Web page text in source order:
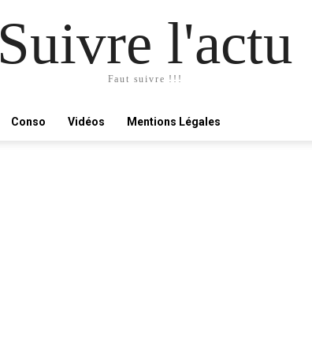
Suivre l'actu
Faut suivre !!!
Conso Vidéos Mentions Légales